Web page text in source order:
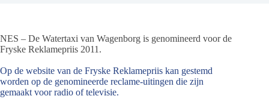
NES – De Watertaxi van Wagenborg is genomineerd voor de
Fryske Reklamepriis 2011.
Op de website van de Fryske Reklamepriis kan gestemd
worden op de genomineerde reclame-uitingen die zijn
gemaakt voor radio of televisie.